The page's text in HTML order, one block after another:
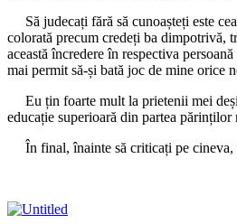
Să judecați fără să cunoașteți este
colorată precum credeți ba dimpotrivă,
această încredere în respectiva
mai permit să-și bată joc de mine orice
Eu țin foarte mult la prietenii mei deși
educație superioară din partea
În final, înainte să criticați pe cineva,